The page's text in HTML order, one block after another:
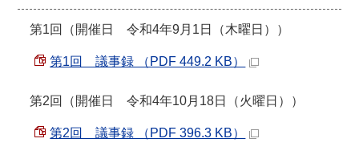
第1回（開催日 令和4年9月1日（木曜日））
第1回 議事録 （PDF 449.2 KB）
第2回（開催日 令和4年10月18日（火曜日））
第2回 議事録 （PDF 396.3 KB）